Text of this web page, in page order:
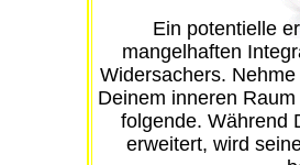
Ein potentielle
mangelhaften
Widersachers.
Deinem inneren
folgende. Während
erweitert, wird